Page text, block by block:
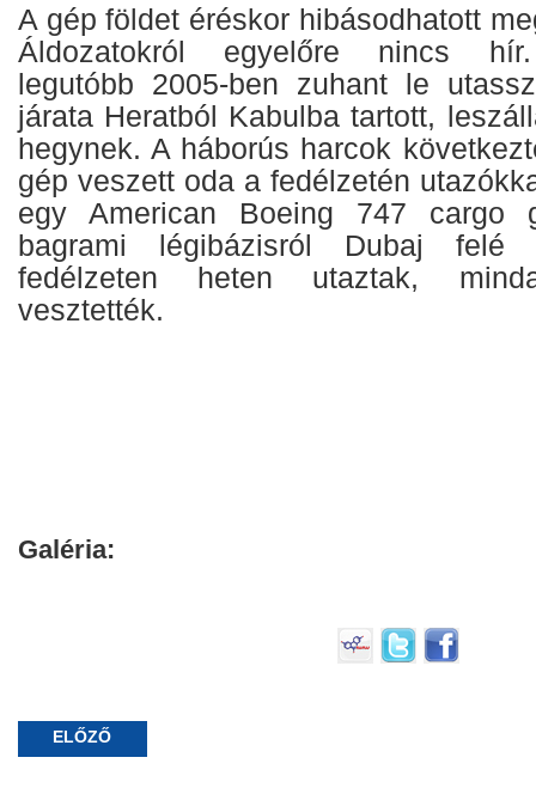
A gép földet éréskor hibásodhatott
Áldozatokról egyelőre nincs hír.
legutóbb 2005-ben zuhant le
járata Heratból Kabulba tartott,
hegynek. A háborús harcok
gép veszett oda a fedélzetén
egy American Boeing 747
bagrami légibázisról Dubaj
fedélzeten heten utaztak,
vesztették.
Galéria:
ELŐZŐ